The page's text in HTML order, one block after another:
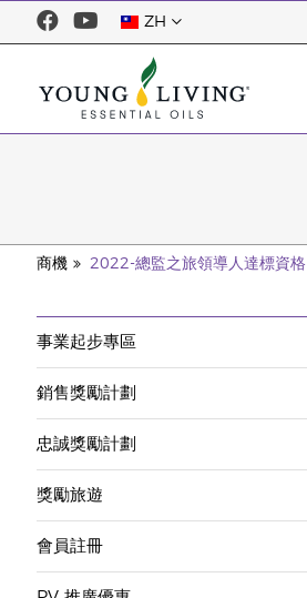
ZH
商機 2022-總監之旅領導人達標資格
事業起步專區
銷售獎勵計劃
忠誠獎勵計劃
獎勵旅遊
會員註冊